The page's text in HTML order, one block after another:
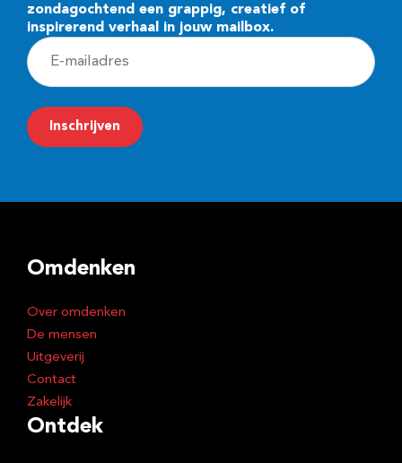
zondagochtend een grappig, creatief of
inspirerend verhaal in jouw mailbox.
E
-
m
a
r
s
Inschrijven
Omdenken
Over omdenken
De mensen
Uitgeverij
Contact
Zakelijk
Ontdek